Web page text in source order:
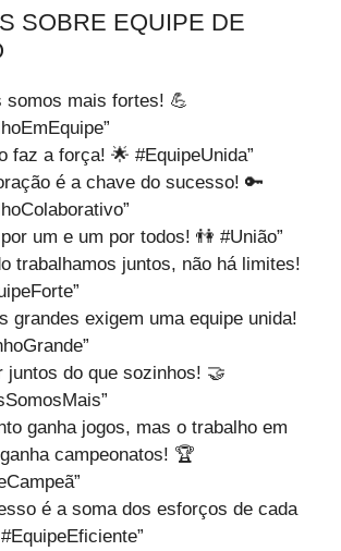
SOBRE EQUIPE DE
somos mais fortes! 💪
faz a força! 🌟 #EquipeUnida”
é a chave do sucesso! 🔑
por um e um por todos! 👫 #União”
trabalhamos juntos, não há limites!
grandes exigem uma equipe unida!
juntos do que sozinhos! 🤝
ganha jogos, mas o trabalho em
campeonatos! 🏆
é a soma dos esforços de cada